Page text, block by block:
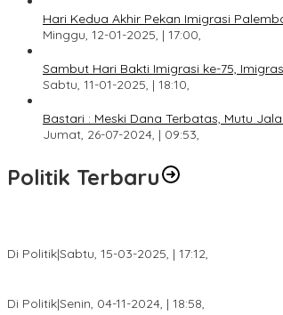
Hari Kedua Akhir Pekan Imigrasi
Minggu, 12-01-2025, | 17:00,
Sambut Hari Bakti Imigrasi ke-75,
Sabtu, 11-01-2025, | 18:10,
Bastari : Meski Dana Terbatas, Mutu
Jumat, 26-07-2024, | 09:53,
Politik Terbaru
Di Politik|Sabtu, 15-03-2025, | 17:12,
Di Politik|Senin, 04-11-2024, | 18:58,